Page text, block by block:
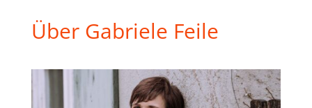
Über Gabriele Feile